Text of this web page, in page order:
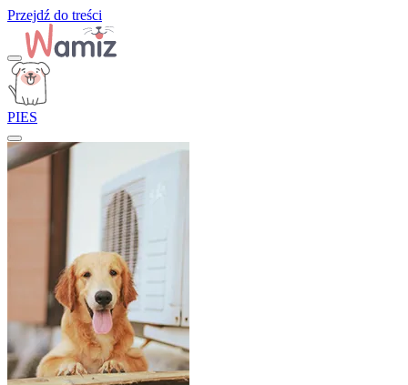
Przejdź do treści
PIES